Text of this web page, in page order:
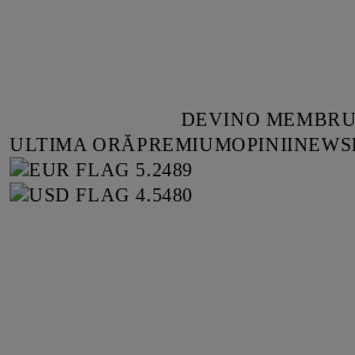
DEVINO MEMBRU
ULTIMA ORĂPREMIUMOPINII
5.2489
4.5480